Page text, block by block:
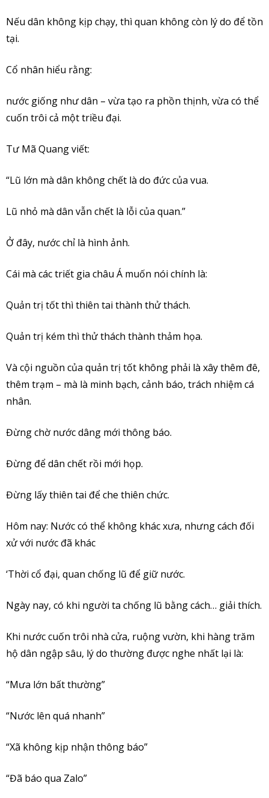
Nếu dân không kịp chạy, thì quan không còn lý do để tồn
tại.
Cổ nhân hiểu rằng:
nước giống như dân – vừa tạo ra phồn thịnh, vừa có thể
cuốn trôi cả một triều đại.
Tư Mã Quang viết:
“Lũ lớn mà dân không chết là do đức của vua.
Lũ nhỏ mà dân vẫn chết là lỗi của quan.”
Ở đây, nước chỉ là hình ảnh.
Cái mà các triết gia châu Á muốn nói chính là:
Quản trị tốt thì thiên tai thành thử thách.
Quản trị kém thì thử thách thành thảm họa.
Và cội nguồn của quản trị tốt không phải là xây thêm đê,
thêm trạm – mà là minh bạch, cảnh báo, trách nhiệm cá
nhân.
Đừng chờ nước dâng mới thông báo.
Đừng để dân chết rồi mới họp.
Đừng lấy thiên tai để che thiên chức.
Hôm nay: Nước có thể không khác xưa, nhưng cách đối
xử với nước đã khác
‘Thời cổ đại, quan chống lũ để giữ nước.
Ngày nay, có khi người ta chống lũ bằng cách… giải thích.
Khi nước cuốn trôi nhà cửa, ruộng vườn, khi hàng trăm
hộ dân ngập sâu, lý do thường được nghe nhất lại là:
“Mưa lớn bất thường”
“Nước lên quá nhanh”
“Xã không kịp nhận thông báo”
“Đã báo qua Zalo”